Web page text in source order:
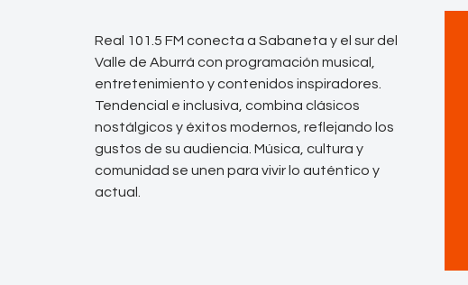
Real 101.5 FM conecta a Sabaneta y el sur del
Valle de Aburrá con programación musical,
entretenimiento y contenidos inspiradores.
Tendencial e inclusiva, combina clásicos
nostálgicos y éxitos modernos, reflejando los
gustos de su audiencia. Música, cultura y
comunidad se unen para vivir lo auténtico y
actual.